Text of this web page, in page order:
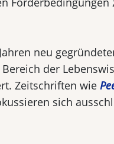
neu
der
Zeitschriften wie
sich